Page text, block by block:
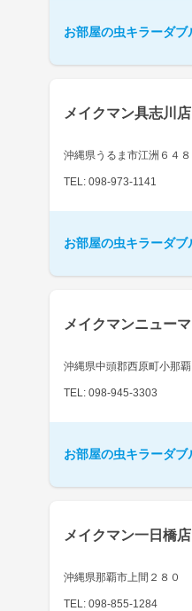
お部屋の虫キラーダ
メイクマン具志川店
沖縄県うるま市江洲６４８
TEL: 098-973-1141
お部屋の虫キラーダ
メイクマンニュー
沖縄県中頭郡西原町小那覇
TEL: 098-945-3303
お部屋の虫キラーダ
メイクマン一日橋店
沖縄県那覇市上間２８０
TEL: 098-855-1284